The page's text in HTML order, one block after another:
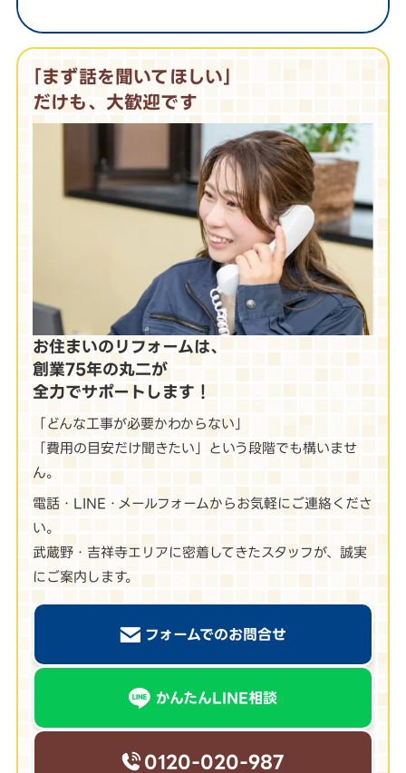
｢まず話を聞いてほしい｣
だけも、大歓迎です
お住まいのリフォームは、
創業75年の丸二が
全力でサポートします！
「どんな工事が必要かわからない」
「費用の目安だけ聞きたい」という段階でも構いませ
ん。
電話・LINE・メールフォームからお気軽にご連絡くださ
い。
武蔵野・吉祥寺エリアに密着してきたスタッフが、誠実
にご案内します。
フォームでのお問合せ
かんたんLINE相談
0120-020-987